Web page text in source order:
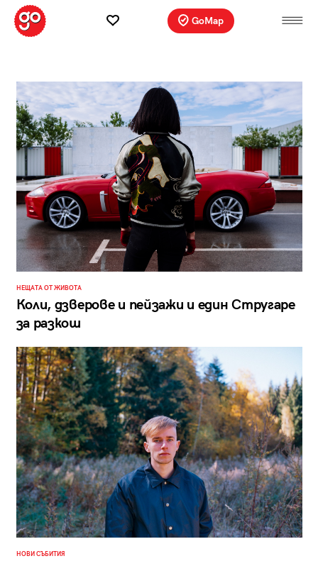
GoMap
НЕЩАТА ОТ ЖИВОТА
Коли, дзверове и пейзажи и един Стругаре
за разкош
НОВИ СЪБИТИЯ